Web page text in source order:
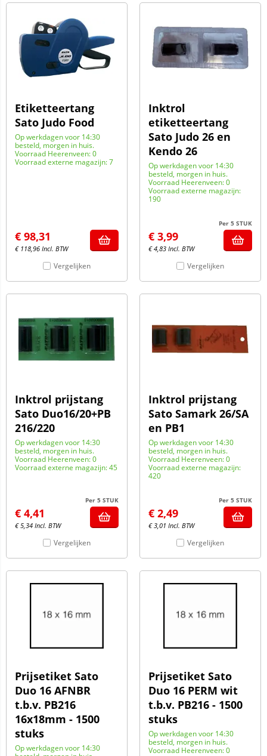
Etiketteertang
Sato Judo Food
Op werkdagen voor 14:30
besteld, morgen in huis.
Voorraad Heerenveen: 0
Voorraad externe magazijn: 7
€ 98,31
€ 118,96 Incl. BTW
Vergelijken
Inktrol
etiketteertang
Sato Judo 26 en
Kendo 26
Op werkdagen voor 14:30
besteld, morgen in huis.
Voorraad Heerenveen: 0
Voorraad externe magazijn:
190
Per 5 STUK
€ 3,99
€4,83 Incl. BTW
Vergelijken
Inktrol prijstang
Sato Duo16/20+PB
216/220
Op werkdagen voor 14:30
besteld, morgen in huis.
Voorraad Heerenveen: 0
Voorraad externe magazijn: 45
Per 5 STUK
€ 4,41
€5,34 Incl. BTW
Vergelijken
Inktrol prijstang
Sato Samark 26/SA
en PB1
Op werkdagen voor 14:30
besteld, morgen in huis.
Voorraad Heerenveen: 0
Voorraad externe magazijn:
420
Per 5 STUK
€ 2,49
€3,01 Incl. BTW
Vergelijken
Prijsetiket Sato
Duo 16 AFNBR
t.b.v. PB216
16x18mm - 1500
stuks
Op werkdagen voor 14:30
Prijsetiket Sato
Duo 16 PERM wit
t.b.v. PB216 - 1500
stuks
Op werkdagen voor 14:30
besteld, morgen in huis.
Voorraad Heerenveen: 0